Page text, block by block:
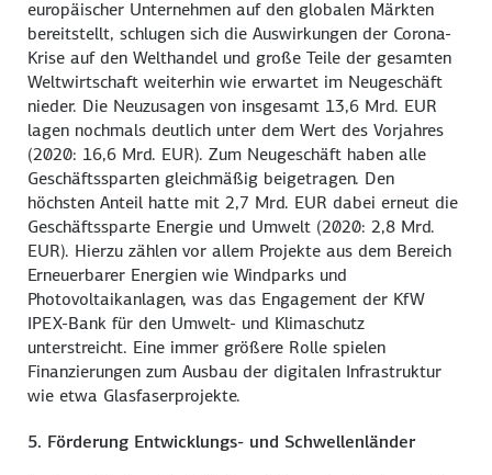
europäischer Unternehmen auf den globalen Märkten
bereitstellt, schlugen sich die Auswirkungen der Corona-
Krise auf den Welthandel und große Teile der gesamten
Weltwirtschaft weiterhin wie erwartet im Neugeschäft
nieder. Die Neuzusagen von insgesamt 13,6 Mrd. EUR
lagen nochmals deutlich unter dem Wert des Vorjahres
(2020: 16,6 Mrd. EUR). Zum Neugeschäft haben alle
Geschäftssparten gleichmäßig beigetragen. Den
höchsten Anteil hatte mit 2,7 Mrd. EUR dabei erneut die
Geschäftssparte Energie und Umwelt (2020: 2,8 Mrd.
EUR). Hierzu zählen vor allem Projekte aus dem Bereich
Erneuerbarer Energien wie Windparks und
Photovoltaikanlagen, was das Engagement der KfW
IPEX-Bank für den Umwelt- und Klimaschutz
unterstreicht. Eine immer größere Rolle spielen
Finanzierungen zum Ausbau der digitalen Infrastruktur
wie etwa Glasfaserprojekte.
5. Förderung Entwicklungs- und Schwellenländer